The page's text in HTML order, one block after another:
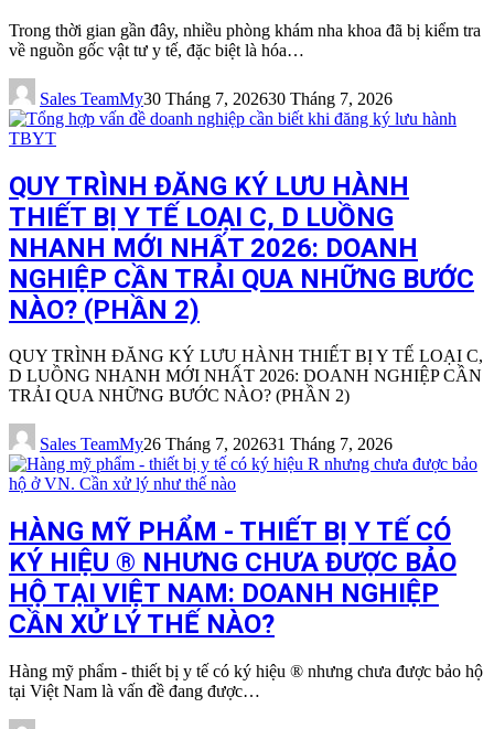
Trong thời gian gần đây, nhiều phòng khám nha khoa đã bị kiểm tra
về nguồn gốc vật tư y tế, đặc biệt là hóa…
Sales TeamMy30 Tháng 7, 202630 Tháng 7, 2026
QUY TRÌNH ĐĂNG KÝ LƯU HÀNH
THIẾT BỊ Y TẾ LOẠI C, D LUỒNG
NHANH MỚI NHẤT 2026: DOANH
NGHIỆP CẦN TRẢI QUA NHỮNG BƯỚC
NÀO? (PHẦN 2)
QUY TRÌNH ĐĂNG KÝ LƯU HÀNH THIẾT BỊ Y TẾ LOẠI C,
D LUỒNG NHANH MỚI NHẤT 2026: DOANH NGHIỆP CẦN
TRẢI QUA NHỮNG BƯỚC NÀO? (PHẦN 2)
Sales TeamMy26 Tháng 7, 202631 Tháng 7, 2026
HÀNG MỸ PHẨM - THIẾT BỊ Y TẾ CÓ
KÝ HIỆU ® NHƯNG CHƯA ĐƯỢC BẢO
HỘ TẠI VIỆT NAM: DOANH NGHIỆP
CẦN XỬ LÝ THẾ NÀO?
Hàng mỹ phẩm - thiết bị y tế có ký hiệu ® nhưng chưa được bảo hộ
tại Việt Nam là vấn đề đang được…